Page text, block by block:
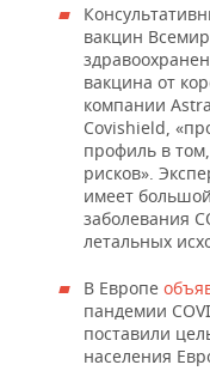
вакцин
вакцина от
компании
Covishield,
профиль в
рисков».
имеет
заболевания
летальных
В Европе
пандемии
поставили
населения